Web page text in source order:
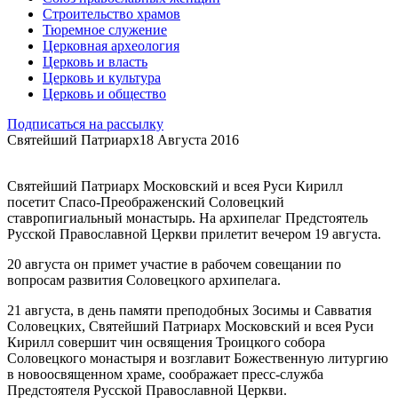
Строительство храмов
Тюремное служение
Церковная археология
Церковь и власть
Церковь и культура
Церковь и общество
Подписаться на рассылку
Святейший Патриарх18 Августа 2016
Святейший Патриарх Московский и всея Руси Кирилл
посетит Спасо-Преображенский Соловецкий
ставропигиальный монастырь. На архипелаг Предстоятель
Русской Православной Церкви прилетит вечером 19 августа.
20 августа он примет участие в рабочем совещании по
вопросам развития Соловецкого архипелага.
21 августа, в день памяти преподобных Зосимы и Савватия
Соловецких, Святейший Патриарх Московский и всея Руси
Кирилл совершит чин освящения Троицкого собора
Соловецкого монастыря и возглавит Божественную литургию
в новоосвященном храме, соображает пресс-служба
Предстоятеля Русской Православной Церкви.